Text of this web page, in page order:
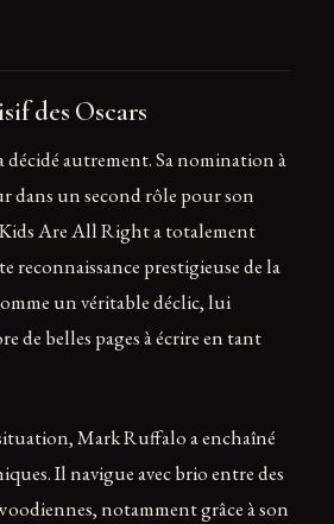
des Oscars
décidé autrement. Sa nomination à
dans un second rôle pour son
Are All Right a totalement
reconnaissance prestigieuse de la
un véritable déclic, lui
de belles pages à écrire en tant
Mark Ruffalo a enchaîné
Il navigue avec brio entre des
notamment grâce à son